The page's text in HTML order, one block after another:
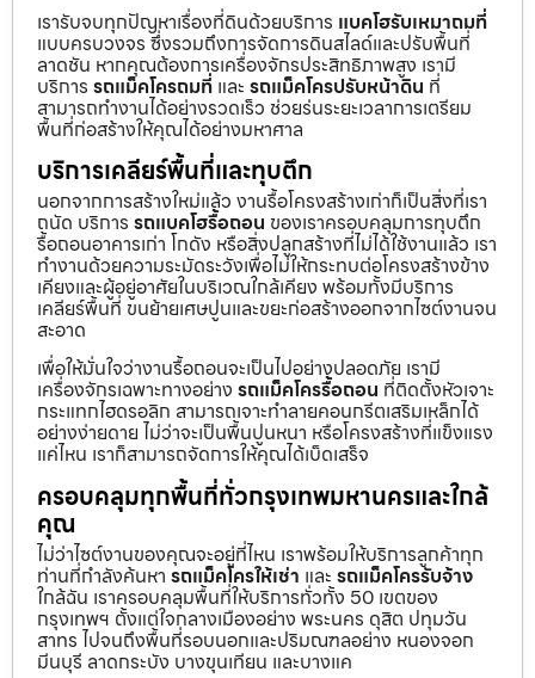
เรารับจบทุกปัญหาเรื่องที่ดินด้วยบริการ แบคโฮรับเหมาถมที่
แบบครบวงจร ซึ่งรวมถึงการจัดการดินสไลด์และปรับพื้นที่
ลาดชัน หากคุณต้องการเครื่องจักรประสิทธิภาพสูง เรามี
บริการ รถแม็คโครถมที่ และ รถแม็คโครปรับหน้าดิน ที่
สามารถทำงานได้อย่างรวดเร็ว ช่วยร่นระยะเวลาการเตรียม
พื้นที่ก่อสร้างให้คุณได้อย่างมหาศาล
บริการเคลียร์พื้นที่และทุบตึก
นอกจากการสร้างใหม่แล้ว งานรื้อโครงสร้างเก่าก็เป็นสิ่งที่เรา
ถนัด บริการ รถแบคโฮรื้อถอน ของเราครอบคลุมการทุบตึก
รื้อถอนอาคารเก่า โกดัง หรือสิ่งปลูกสร้างที่ไม่ได้ใช้งานแล้ว เรา
ทำงานด้วยความระมัดระวังเพื่อไม่ให้กระทบต่อโครงสร้างข้าง
เคียงและผู้อยู่อาศัยในบริเวณใกล้เคียง พร้อมทั้งมีบริการ
เคลียร์พื้นที่ ขนย้ายเศษปูนและขยะก่อสร้างออกจากไซต์งานจน
สะอาด
เพื่อให้มั่นใจว่างานรื้อถอนจะเป็นไปอย่างปลอดภัย เรามี
เครื่องจักรเฉพาะทางอย่าง รถแม็คโครรื้อถอน ที่ติดตั้งหัวเจาะ
กระแทกไฮดรอลิก สามารถเจาะทำลายคอนกรีตเสริมเหล็กได้
อย่างง่ายดาย ไม่ว่าจะเป็นพื้นปูนหนา หรือโครงสร้างที่แข็งแรง
แค่ไหน เราก็สามารถจัดการให้คุณได้เบ็ดเสร็จ
ครอบคลุมทุกพื้นที่ทั่วกรุงเทพมหานครและใกล้
คุณ
ไม่ว่าไซต์งานของคุณจะอยู่ที่ไหน เราพร้อมให้บริการลูกค้าทุก
ท่านที่กำลังค้นหา รถแม็คโครให้เช่า และ รถแม็คโครรับจ้าง
ใกล้ฉัน เราครอบคลุมพื้นที่ให้บริการทั่วทั้ง 50 เขตของ
กรุงเทพฯ ตั้งแต่ใจกลางเมืองอย่าง พระนคร ดุสิต ปทุมวัน
สาทร ไปจนถึงพื้นที่รอบนอกและปริมณฑลอย่าง หนองจอก
มีนบุรี ลาดกระบัง บางขุนเทียน และบางแค